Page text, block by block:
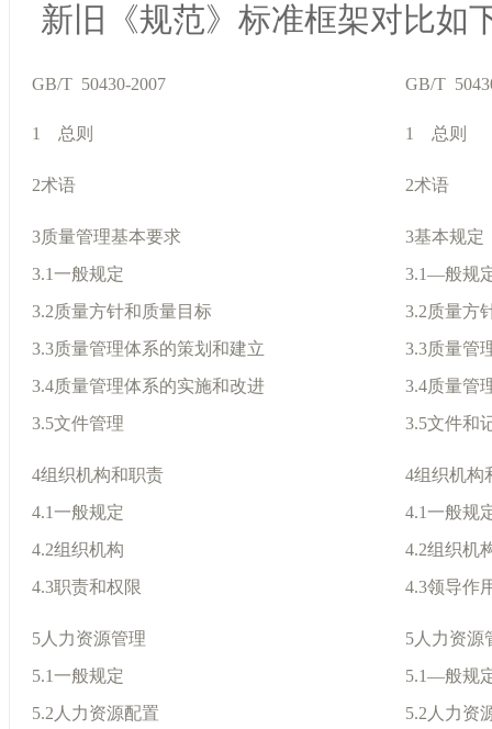
新旧《规范》标准框架对比
GB/T 50430-2007 GB/T
1 总则 1 总则
2术语 2术语
3质量管理基本要求
3.1一般规定
3.2质量方针和质量目标
3.3质量管理体系的策划和建立
3.4质量管理体系的实施和改进
3.5文件管理
3基本规定
3.1—般规
3.2质量方
3.3质量管
3.4质量管
3.5文件和
4组织机构和职责
4.1一般规定
4.2组织机构
4.3职责和权限
4组织机构
4.1一般规
4.2组织机
4.3领导作
5人力资源管理
5.1一般规定
5.2人力资源配置
5人力资源
5.1—般规
5.2人力资